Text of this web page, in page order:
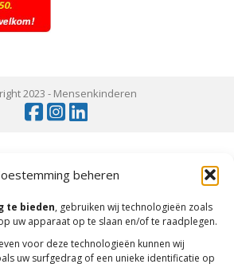
beheren
te bieden, gebruiken wij technologieën zoals
uw apparaat op te slaan en/of te raadplegen.
voor deze technologieën kunnen wij
uw surfgedrag of een unieke identificatie op
2023 - Mensenkinderen